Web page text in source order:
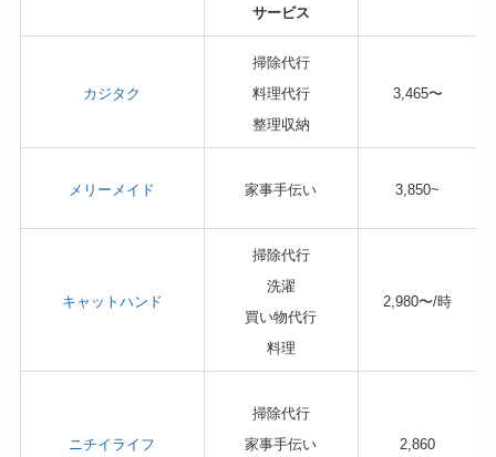
サービス
カジタク
掃除代行
料理代行
整理収納
3,465〜
メリーメイド 家事手伝い 3,850~
キャットハンド
掃除代行
洗濯
買い物代行
料理
2,980〜/時
ニチイライフ
掃除代行
家事手伝い
2,860